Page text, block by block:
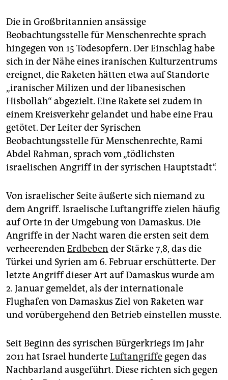
Die in Großbritannien ansässige
Beobachtungsstelle für Menschenrechte sprach
hingegen von 15 Todesopfern. Der Einschlag habe
sich in der Nähe eines iranischen Kulturzentrums
ereignet, die Raketen hätten etwa auf Standorte
„iranischer Milizen und der libanesischen
Hisbollah“ abgezielt. Eine Rakete sei zudem in
einem Kreisverkehr gelandet und habe eine Frau
getötet. Der Leiter der Syrischen
Beobachtungsstelle für Menschenrechte, Rami
Abdel Rahman, sprach vom „tödlichsten
israelischen Angriff in der syrischen Hauptstadt“.
Von israelischer Seite äußerte sich niemand zu
dem Angriff. Israelische Luftangriffe zielen häufig
auf Orte in der Umgebung von Damaskus. Die
Angriffe in der Nacht waren die ersten seit dem
verheerenden Erdbeben der Stärke 7,8, das die
Türkei und Syrien am 6. Februar erschütterte. Der
letzte Angriff dieser Art auf Damaskus wurde am
2. Januar gemeldet, als der internationale
Flughafen von Damaskus Ziel von Raketen war
und vorübergehend den Betrieb einstellen musste.
Seit Beginn des syrischen Bürgerkriegs im Jahr
2011 hat Israel hunderteLuftangriffe gegen das
Nachbarland ausgeführt. Diese richten sich gegen